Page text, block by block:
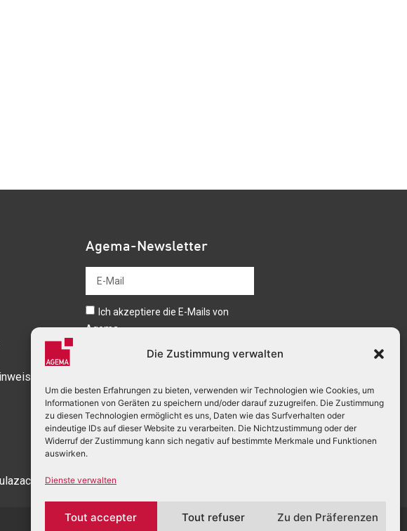
Die Zustimmung verwalten
Um die besten Erfahrungen zu bieten, verwenden wir Technologien wie Cookies, um
Informationen von Geräten zu speichern und/oder darauf zuzugreifen. Die Zustimmung
zu diesen Technologien ermöglicht es uns, Daten wie das Surfverhalten oder
eindeutige IDs auf dieser Website zu verarbeiten. Die Nichtzustimmung oder der
Widerruf der Zustimmung kann sich negativ auf bestimmte Merkmale und Funktionen
auswirken.
Dienste verwalten
Tout accepter Tout refuser Zu den Präferenzen
Agema-Newsletter
Ich akzeptiere die E-Mails von
Agema
Senden
Isle-Manoire
UN SITE SIGNÉ : MISTER CREA